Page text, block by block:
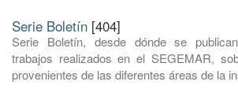
Serie Boletín [404]
Serie Boletín, desde dónde se
trabajos realizados en el SEGEMAR,
provenientes de las diferentes áreas de la